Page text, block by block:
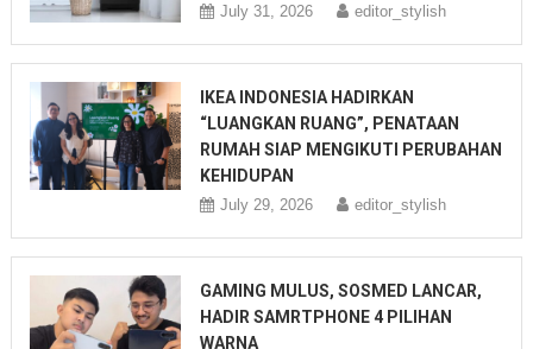
July 31, 2026 editor_stylish
IKEA INDONESIA HADIRKAN
“LUANGKAN RUANG”, PENATAAN
RUMAH SIAP MENGIKUTI PERUBAHAN
KEHIDUPAN
July 29, 2026 editor_stylish
GAMING MULUS, SOSMED LANCAR,
HADIR SAMRTPHONE 4 PILIHAN
WARNA